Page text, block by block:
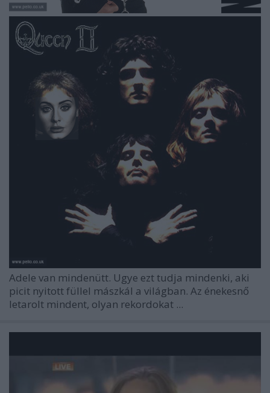
Adele van mindenütt. Ugye ezt tudja mindenki, aki
picit nyitott füllel mászkál a világban. Az énekesnő
letarolt mindent, olyan rekordokat ...